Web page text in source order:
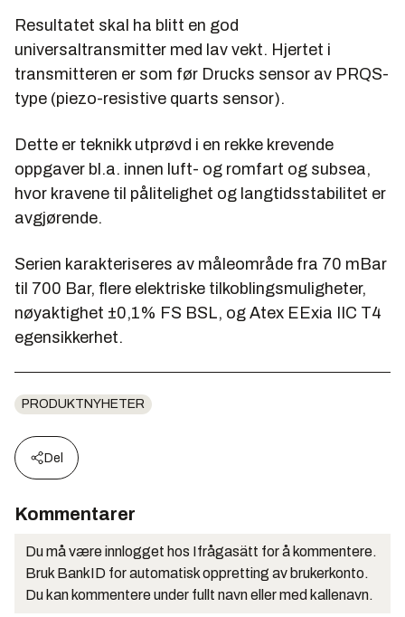
Resultatet skal ha blitt en god
universaltransmitter med lav vekt. Hjertet i
transmitteren er som før Drucks sensor av PRQS-
type (piezo-resistive quarts sensor).
Dette er teknikk utprøvd i en rekke krevende
oppgaver bl.a. innen luft- og romfart og subsea,
hvor kravene til pålitelighet og langtidsstabilitet er
avgjørende.
Serien karakteriseres av måleområde fra 70 mBar
til 700 Bar, flere elektriske tilkoblingsmuligheter,
nøyaktighet ±0,1% FS BSL, og Atex EExia IIC T4
egensikkerhet.
PRODUKTNYHETER
Del
Kommentarer
Du må være innlogget hos Ifrågasätt for å kommentere.
Bruk BankID for automatisk oppretting av brukerkonto.
Du kan kommentere under fullt navn eller med kallenavn.